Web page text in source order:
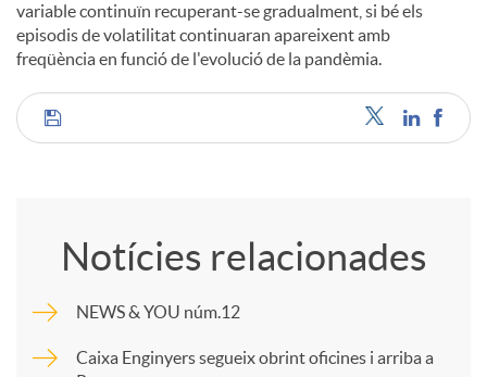
variable continuïn recuperant-se gradualment, si bé els
episodis de volatilitat continuaran apareixent amb
freqüència en funció de l'evolució de la pandèmia.
C
m
p
Notícies relacionades
NEWS & YOU núm.12
Caixa Enginyers segueix obrint oficines i arriba a